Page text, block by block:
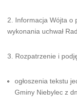
2. Informacja Wójta o
wykonania uchwał
3. Rozpatrzenie i
ogłoszenia tekstu
Gminy Niebylec z